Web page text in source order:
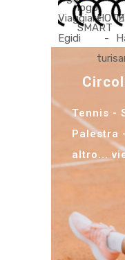
Tennis -
Palestra
altro...